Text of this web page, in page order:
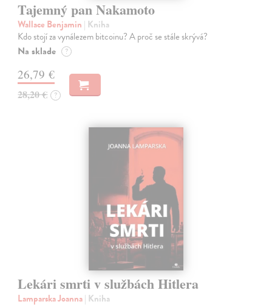
Tajemný pan Nakamoto
Wallace Benjamin | Kniha
Kdo stojí za vynálezem bitcoinu? A proč se stále skrývá?
Na sklade ?
26,79 €
28,20 € ?
Lekári smrti v službách Hitlera
Lamparska Joanna| Kniha